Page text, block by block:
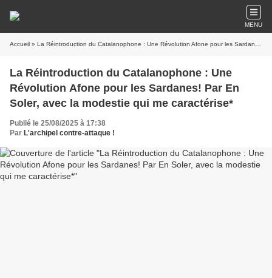
MENU
Accueil » La Réintroduction du Catalanophone : Une Révolution Afone pour les Sardanes! Par En Soler, avec la modestie qui me caractérise*
La Réintroduction du Catalanophone : Une
Révolution Afone pour les Sardanes! Par En
Soler, avec la modestie qui me caractérise*
Publié le 25/08/2025 à 17:38
Par L'archipel contre-attaque !